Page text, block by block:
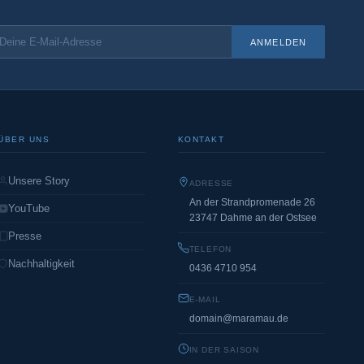
ANMELDEN
UNS
Unsere Story
YouTube
Presse
Nachhaltigkeit
KONTAKT
ADRESSE
An der Strandpromenade 26
23747 Dahme an der Ostsee
TELEFON
0436 4710 954
E-MAIL
domain@maramau.de
IN DER SAISON